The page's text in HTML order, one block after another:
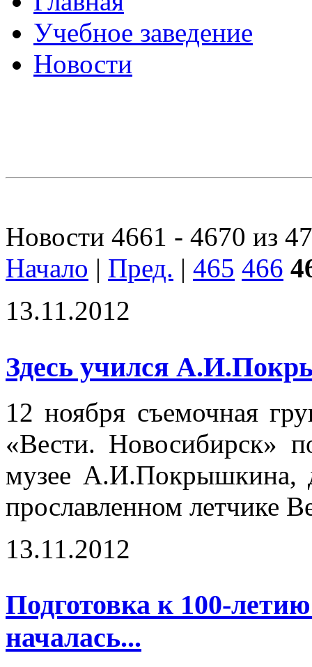
Учебное заведение
Новости
Новости 4661 - 4670 из
Начало | Пред. | 465 466
13.11.2012
Здесь учился
12 ноября съемочная
«Вести. Новосибирск»
музее А.И.Покрышкина,
прославленном летчике
13.11.2012
Подготовка к 100-
началась...